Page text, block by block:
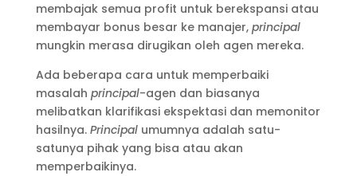
membajak semua profit untuk berekspansi atau
membayar bonus besar ke manajer, principal
mungkin merasa dirugikan oleh agen mereka.
Ada beberapa cara untuk memperbaiki
masalah principal-agen dan biasanya
melibatkan klarifikasi ekspektasi dan memonitor
hasilnya. Principalumumnya adalah satu-
satunya pihak yang bisa atau akan
memperbaikinya.